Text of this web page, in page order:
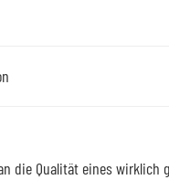
die Qualität eines wirklich